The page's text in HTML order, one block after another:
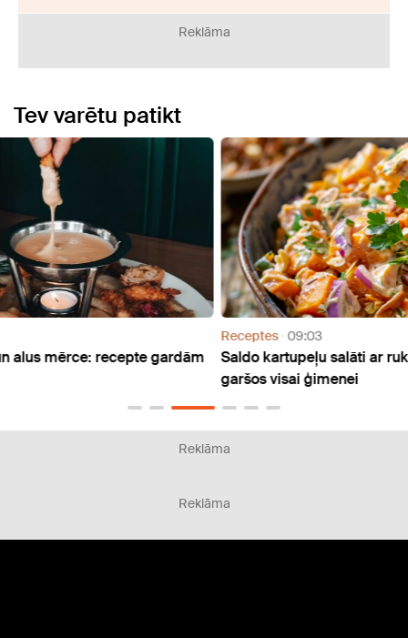
Reklāma
Tev varētu patikt
Saldo kartupeļu salāti ar rukolu – recepte, kas
Reklāma
Reklāma